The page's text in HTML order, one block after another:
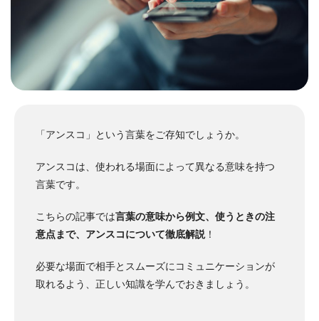
「アンスコ」という言葉をご存知でしょうか。
アンスコは、使われる場面によって異なる意味を持つ
言葉です。
こちらの記事では言葉の意味から例文、使うときの注
意点まで、アンスコについて徹底解説 ！
必要な場面で相手とスムーズにコミュニケーションが
取れるよう、正しい知識を学んでおきましょう。